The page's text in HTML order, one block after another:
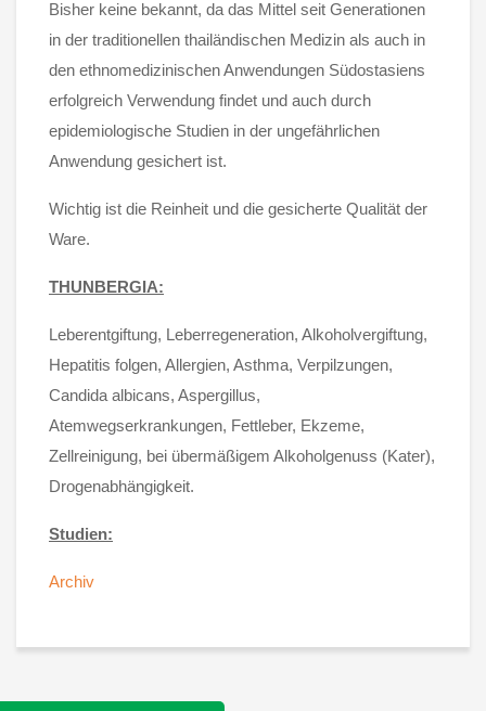
Bisher keine bekannt, da das Mittel seit Generationen
in der traditionellen thailändischen Medizin als auch in
den ethnomedizinischen Anwendungen Südostasiens
erfolgreich Verwendung findet und auch durch
epidemiologische Studien in der ungefährlichen
Anwendung gesichert ist.
Wichtig ist die Reinheit und die gesicherte Qualität der
Ware.
THUNBERGIA:
Leberentgiftung, Leberregeneration, Alkoholvergiftung,
Hepatitis folgen, Allergien, Asthma, Verpilzungen,
Candida albicans, Aspergillus,
Atemwegserkrankungen, Fettleber, Ekzeme,
Zellreinigung, bei übermäßigem Alkoholgenuss (Kater),
Drogenabhängigkeit.
Studien:
Archiv